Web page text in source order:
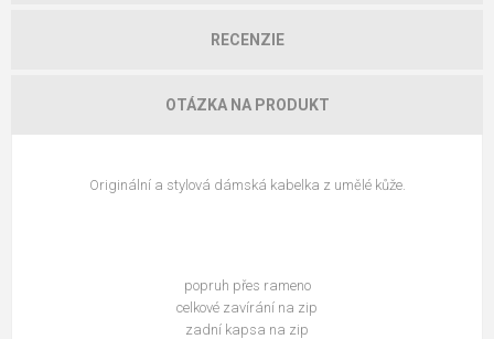
RECENZIE
OTÁZKA NA PRODUKT
Originální a stylová dámská kabelka z umělé kůže.
popruh přes rameno
celkové zavírání na zip
zadní kapsa na zip